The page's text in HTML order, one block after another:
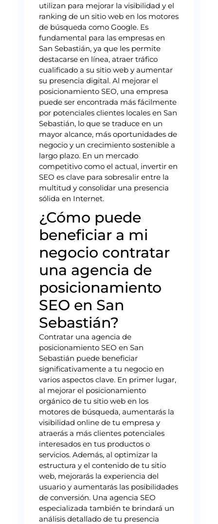
utilizan para mejorar la visibilidad y el
ranking de un sitio web en los motores
de búsqueda como Google. Es
fundamental para las empresas en
San Sebastián, ya que les permite
destacarse en línea, atraer tráfico
cualificado a su sitio web y aumentar
su presencia digital. Al mejorar el
posicionamiento SEO, una empresa
puede ser encontrada más fácilmente
por potenciales clientes locales en San
Sebastián, lo que se traduce en un
mayor alcance, más oportunidades de
negocio y un crecimiento sostenible a
largo plazo. En un mercado
competitivo como el actual, invertir en
SEO es clave para sobresalir entre la
multitud y consolidar una presencia
sólida en Internet.
¿Cómo puede
beneficiar a mi
negocio contratar
una agencia de
posicionamiento
SEO en San
Sebastián?
Contratar una agencia de
posicionamiento SEO en San
Sebastián puede beneficiar
significativamente a tu negocio en
varios aspectos clave. En primer lugar,
al mejorar el posicionamiento
orgánico de tu sitio web en los
motores de búsqueda, aumentarás la
visibilidad online de tu empresa y
atraerás a más clientes potenciales
interesados en tus productos o
servicios. Además, al optimizar la
estructura y el contenido de tu sitio
web, mejorarás la experiencia del
usuario y aumentarás las posibilidades
de conversión. Una agencia SEO
especializada también te brindará un
análisis detallado de tu presencia